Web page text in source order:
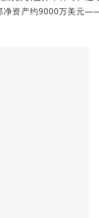
净资产约9000万美元